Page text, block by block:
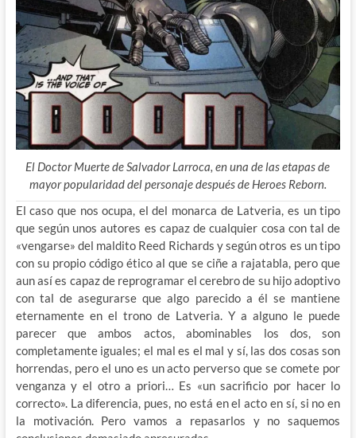
El Doctor Muerte de Salvador Larroca, en una de las etapas de
mayor popularidad del personaje después de Heroes Reborn.
El caso que nos ocupa, el del monarca de Latveria, es un tipo
que según unos autores es capaz de cualquier cosa con tal de
«vengarse» del maldito Reed Richards y según otros es un tipo
con su propio código ético al que se ciñe a rajatabla, pero que
aun así es capaz de reprogramar el cerebro de su hijo adoptivo
con tal de asegurarse que algo parecido a él se mantiene
eternamente en el trono de Latveria. Y a alguno le puede
parecer que ambos actos, abominables los dos, son
completamente iguales; el mal es el mal y sí, las dos cosas son
horrendas, pero el uno es un acto perverso que se comete por
venganza y el otro a priori… Es «un sacrificio por hacer lo
correcto». La diferencia, pues, no está en el acto en sí, si no en
la motivación. Pero vamos a repasarlos y no saquemos